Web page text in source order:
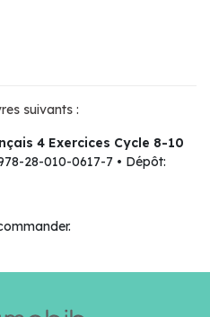
suivants :
4 Exercices Cycle 8-10
28-010-0617-7 • Dépôt: